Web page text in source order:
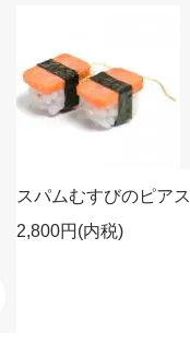
スパムむすびのピアス
2,800円(内税)